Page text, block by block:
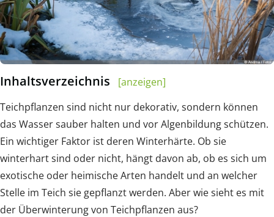
Inhaltsverzeichnis
[anzeigen]
Teichpflanzen sind nicht nur dekorativ, sondern können
das Wasser sauber halten und vor Algenbildung schützen.
Ein wichtiger Faktor ist deren Winterhärte. Ob sie
winterhart sind oder nicht, hängt davon ab, ob es sich um
exotische oder heimische Arten handelt und an welcher
Stelle im Teich sie gepflanzt werden. Aber wie sieht es mit
der Überwinterung von Teichpflanzen aus?